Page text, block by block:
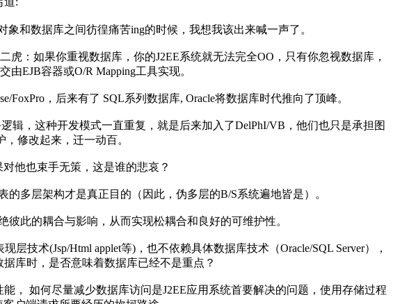
和数据库之间彷徨痛苦ing的时候，我想我该出来喊一声了。
如果你重视数据库，你的J2EE系统就无法完全OO，只有你忽视数据库，
EJB容器或O/R Mapping工具实现。
，后来有了 SQL系列数据库, Oracle将数据库时代推向了顶峰。
，这种开发模式一直重复，就是后来加入了DelPhI/VB，他们也只是承担图
修改起来，迁一动百。
他也束手无策，这是谁的悲哀？
多层架构才是真正目的（因此，伪多层的B/S系统遍地皆是）。
此的耦合与影响，从而实现松耦合和良好的可维护性。
术(Jsp/Html applet等)，也不依赖具体数据库技术（Oracle/SQL Server），
库时，是否意味着数据库已经不是重点？
如何尽量减少数据库访问是J2EE应用系统首要解决的问题，使用存储过程